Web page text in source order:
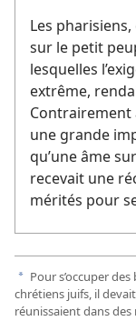
Les
sur le petit
lesquelles
extrême,
Contrairement
une grande
qu’une âme
recevait une
mérités pour
a Pour s’occuper
chrétiens juifs, il
réunissaient dans